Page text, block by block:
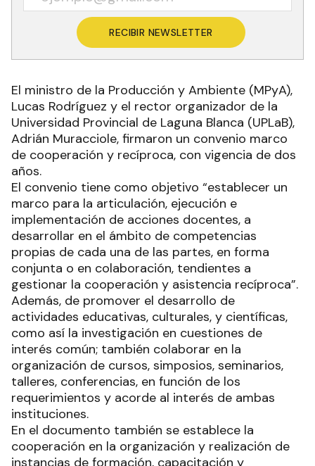
RECIBIR NEWSLETTER
El ministro de la Producción y Ambiente (MPyA),
Lucas Rodríguez y el rector organizador de la
Universidad Provincial de Laguna Blanca (UPLaB),
Adrián Muracciole, firmaron un convenio marco
de cooperación y recíproca, con vigencia de dos
años.
El convenio tiene como objetivo “establecer un
marco para la articulación, ejecución e
implementación de acciones docentes, a
desarrollar en el ámbito de competencias
propias de cada una de las partes, en forma
conjunta o en colaboración, tendientes a
gestionar la cooperación y asistencia recíproca”.
Además, de promover el desarrollo de
actividades educativas, culturales, y científicas,
como así la investigación en cuestiones de
interés común; también colaborar en la
organización de cursos, simposios, seminarios,
talleres, conferencias, en función de los
requerimientos y acorde al interés de ambas
instituciones.
En el documento también se establece la
cooperación en la organización y realización de